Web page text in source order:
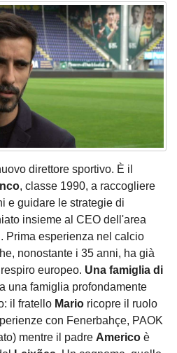
direttore sportivo. È il
, classe 1990, a raccogliere
e guidare le strategie di
insieme al CEO dell'area
. Prima esperienza nel calcio
nonostante i 35 anni, ha già
europeo. Una famiglia di
una famiglia profondamente
il fratello Mario ricopre il ruolo
con Fenerbahçe, PAOK
mentre il padre Americo è